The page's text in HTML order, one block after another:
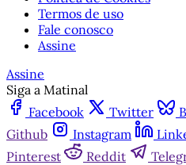
Termos de uso
Fale conosco
Assine
Assine
Siga a Matinal
Facebook
Twitter
Github
Instagram
Pinterest
Reddit